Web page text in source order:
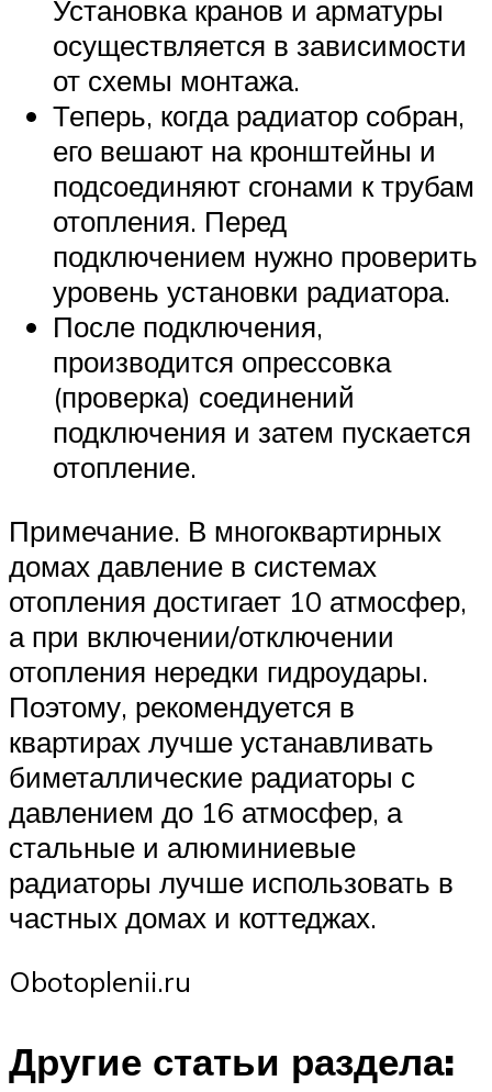
Установка кранов и арматуры
осуществляется в зависимости
от схемы монтажа.
Теперь, когда радиатор собран,
его вешают на кронштейны и
подсоединяют сгонами к трубам
отопления. Перед
подключением нужно проверить
уровень установки радиатора.
После подключения,
производится опрессовка
(проверка) соединений
подключения и затем пускается
отопление.
Примечание. В многоквартирных
домах давление в системах
отопления достигает 10 атмосфер,
а при включении/отключении
отопления нередки гидроудары.
Поэтому, рекомендуется в
квартирах лучше устанавливать
биметаллические радиаторы с
давлением до 16 атмосфер, а
стальные и алюминиевые
радиаторы лучше использовать в
частных домах и коттеджах.
Obotoplenii.ru
Другие статьи раздела: